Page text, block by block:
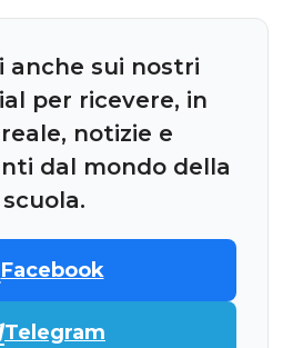
anche sui nostri
per ricevere, in
notizie e
dal mondo della
scuola.
Facebook
Telegram